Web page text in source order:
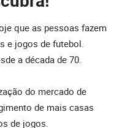
que as pessoas fazem
e jogos de futebol.
a década de 70.
do mercado de
de mais casas
de jogos.